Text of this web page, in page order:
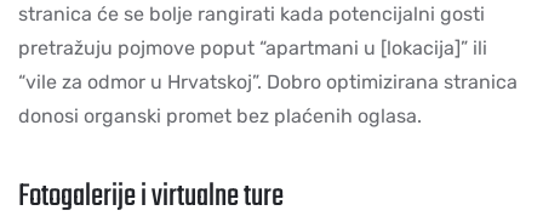
stranica će se bolje rangirati kada potencijalni gosti
pretražuju pojmove poput “apartmani u [lokacija]” ili
“vile za odmor u Hrvatskoj”. Dobro optimizirana stranica
donosi organski promet bez plaćenih oglasa.
Fotogalerije i virtualne ture